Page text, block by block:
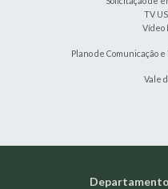
TV
Vídeo
Plano de Comunicação
Vale